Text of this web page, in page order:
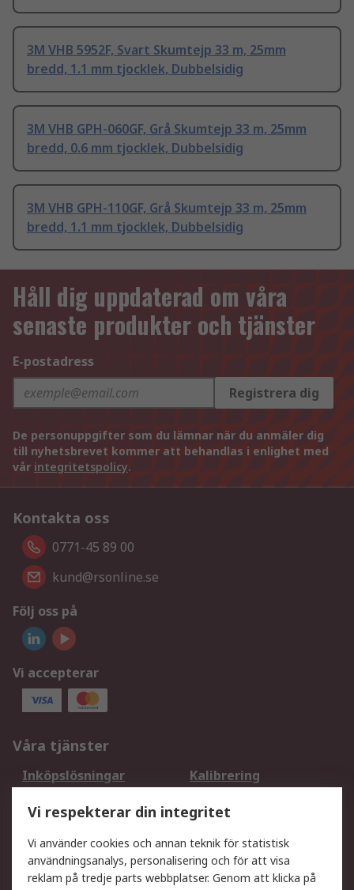
3M VHB 5952F, Svart Skumtejp 33 m, 25mm
bredd, 1.1 mm tjocklek, Dubbelsidig
3M VHB GPH-060GF, Grå Skumtejp 33 m, 25mm
bredd, 0.6 mm tjocklek, Dubbelsidig
3M VHB GPH-110GF, Grå Skumtejp 33 m, 25mm
bredd, 1.1 mm tjocklek, Dubbelsidig
Håll dig uppdaterad om våra
senaste produkter och tjänster
E-postadress
Registrera dig
De personuppgifter som du lämnar när du anmäler dig
till nyhetsbrevet kommer att behandlas i enlighet med
vår integritetspolicy.
Kontakta oss
0771-45 89 00
kund@rsonline.se
Följ oss på
Vi accepterar
Våra tjänster
Inköpslösningar
Kalibrering
DesignSpark
Teknisk Support
Ditt lokala säljteam
Exportlösningar
Support
Vi respekterar din integritet
Vi använder cookies och annan teknik för statistisk
användningsanalys, personalisering och för att visa
reklam på tredje parts webbplatser. Genom att klicka på